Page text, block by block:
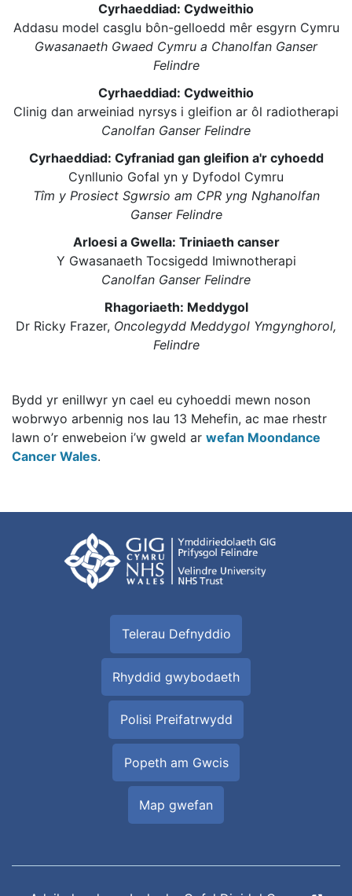
Cyrhaeddiad: Cydweithio
Addasu model casglu bôn-gelloedd mêr esgyrn Cymru
Gwasanaeth Gwaed Cymru a Chanolfan Ganser
Felindre
Cyrhaeddiad: Cydweithio
Clinig dan arweiniad nyrsys i gleifion ar ôl radiotherapi
Canolfan Ganser Felindre
Cyrhaeddiad: Cyfraniad gan gleifion a'r cyhoedd
Cynllunio Gofal yn y Dyfodol Cymru
Tîm y Prosiect Sgwrsio am CPR yng Nghanolfan
Ganser Felindre
Arloesi a Gwella: Triniaeth canser
Y Gwasanaeth Tocsigedd Imiwnotherapi
Canolfan Ganser Felindre
Rhagoriaeth: Meddygol
Dr Ricky Frazer, Oncolegydd Meddygol Ymgynghorol,
Felindre
Bydd yr enillwyr yn cael eu cyhoeddi mewn noson
wobrwyo arbennig nos Iau 13 Mehefin, ac mae rhestr
lawn o’r enwebeion i’w gweld ar wefan Moondance
Cancer Wales.
Telerau Defnyddio
Rhyddid gwybodaeth
Polisi Preifatrwydd
Popeth am Gwcis
Map gwefan